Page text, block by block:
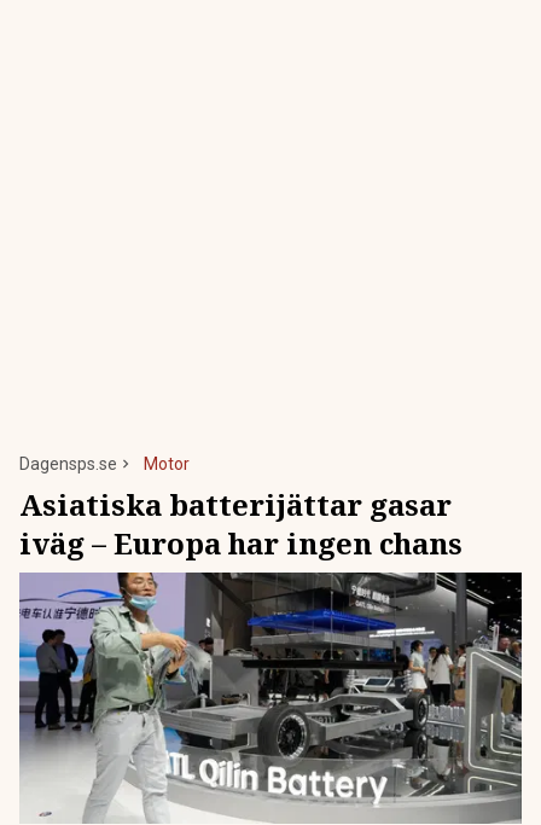
Dagensps.se Motor
Asiatiska batterijättar gasar
iväg – Europa har ingen chans